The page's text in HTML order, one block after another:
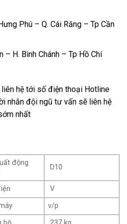
Phú – Q. Cái Răng – Tp Cần
– H. Bình Chánh – Tp Hồ Chí
hệ tới số điện thoại Hotline
nhắn đội ngũ tư vấn sẽ liên hệ
nhất
động
D10
V
v/p